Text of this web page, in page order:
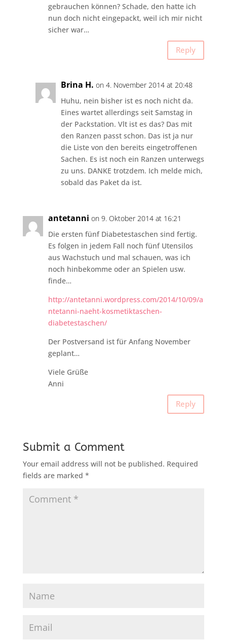
gebrauchen können? Schade, den hatte ich
nun doch nicht eingepackt, weil ich mir nicht
sicher war…
Reply
Brina H. on 4. November 2014 at 20:48
Huhu, nein bisher ist es noch nicht da.
Eines wartet allerdings seit Samstag in
der Packstation. Vlt ist es das? Das mit
den Ranzen passt schon. Das ist ja nur
die Liste von den bereits eingetroffenen
Sachen. Es ist noch ein Ranzen unterwegs
zu uns. DANKE trotzdem. Ich melde mich,
sobald das Paket da ist.
antetanni on 9. Oktober 2014 at 16:21
Die ersten fünf Diabetestaschen sind fertig.
Es folgen in jedem Fall noch fünf Utensilos
aus Wachstuch und mal schauen, was ich
noch hinbekomme oder an Spielen usw.
finde…
http://antetanni.wordpress.com/2014/10/09/a
ntetanni-naeht-kosmetiktaschen-
diabetestaschen/
Der Postversand ist für Anfang November
geplant…
Viele Grüße
Anni
Reply
Submit a Comment
Your email address will not be published. Required
fields are marked *